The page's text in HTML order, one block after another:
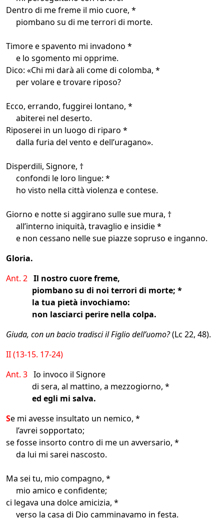
Dentro di me freme il mio cuore, *
piombano su di me terrori di morte.
Timore e spavento mi invadono *
e lo sgomento mi opprime.
Dico: «Chi mi darà ali come di colomba, *
per volare e trovare riposo?
Ecco, errando, fuggirei lontano, *
abiterei nel deserto.
Riposerei in un luogo di riparo *
dalla furia del vento e dell’uragano».
Disperdili, Signore, †
confondi le loro lingue: *
ho visto nella città violenza e contese.
Giorno e notte si aggirano sulle sue mura, †
all’interno iniquità, travaglio e insidie *
e non cessano nelle sue piazze sopruso e inganno.
Gloria.
Ant. 2 Il nostro cuore freme,
piombano su di noi terrori di morte; *
la tua pietà invochiamo:
non lasciarci perire nella colpa.
Giuda, con un bacio tradisci il Figlio dell’uomo?(Lc 22, 48).
II (13-15. 17-24)
Ant. 3 Io invoco il Signore
di sera, al mattino, a mezzogiorno, *
ed egli mi salva.
Se mi avesse insultato un nemico, *
l’avrei sopportato;
se fosse insorto contro di me un avversario, *
da lui mi sarei nascosto.
Ma sei tu, mio compagno, *
mio amico e confidente;
ci legava una dolce amicizia, *
verso la casa di Dio camminavamo in festa.